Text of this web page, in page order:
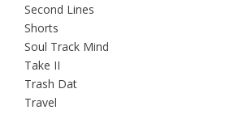
Second Lines
Shorts
Soul Track Mind
Take II
Trash Dat
Travel